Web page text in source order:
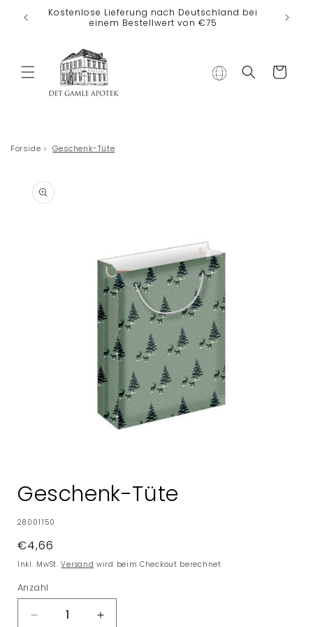
Direkt zum
Inhalt
Kostenlose Lieferung nach Deutschland bei
einem Bestellwert von €75
Warenkorb
Forside › Geschenk-Tüte
Modal
öffnen
Geschenk-Tüte
SKU:
28001150
Normaler
Preis
€4,66
Inkl. MwSt.Versand wird beim Checkout berechnet
Anzahl
Verringere
Erhöhe